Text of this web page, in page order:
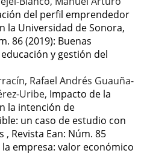
del perfil emprendedor
la Universidad de Sonora,
86 (2019): Buenas
y gestión del
Rafael Andrés Guauña-
Uribe, Impacto de la
la intención de
un caso de estudio con
, Revista Ean: Núm. 85
empresa: valor económico